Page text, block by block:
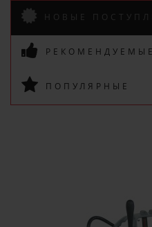
НОВЫЕ
РЕКОМЕНДУЕМЫЕ
ПОПУЛЯРНЫЕ